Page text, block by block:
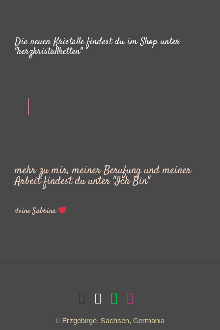
Die neuen Kristalle findest du im Shop unter
"herzkristallketten"
mehr zu mir, meiner Berufung und meiner
Arbeit findest du unter "Ich Bin"
deine Sabrina
Erzgebirge, Sachsen, Germania